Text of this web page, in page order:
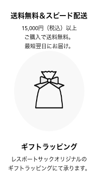
送料無料＆スピード配送
15,000円（税込）以上
ご購入で送料無料。
最短翌日にお届け。
ギフトラッピング
レスポートサックオリジナルの
ギフトラッピングにて承ります。